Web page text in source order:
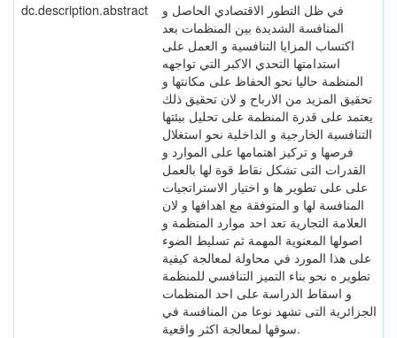
dc.description.abstract
في ظل التطور الاقتصادي الحاصل و
المنافسة الشديدة بين المنظمات بعد
اكتساب المزايا التنافسية و العمل على
استدامتها التحدي الاكبر التي تواجهه
المنظمة حاليا نحو الحفاظ على مكانتها و
تحقيق المزيد من الارباح و لان تحقيق ذلك
يعتمد على قدرة المنظمة على تحليل بيئتها
التنافسية الخارجية و الداخلية نحو استغلال
فرصها و تركيز اهتمامها على الموارد و
القدرات التى تشكل نقاط قوة لها بالعمل
على على تطوير ها و اختيار الاستراتجيات
المنافسة لها و المتوفقة مع اهدافها و لان
العلامة التجارية تعد احد موارد المنظمة و
اصولها المعنوية المهمة ثم تسليط الضوء
على هذا المورد في محاولة لمعالجة كيفية
تطوير ه نحو بناء التميز التنافسي للمنظمة
و اسقاط الدراسة على احد المنظمات
الجزائرية التى تشهد نوعا من المنافسة في
سوقها لمعالجة اكثر واقعية.